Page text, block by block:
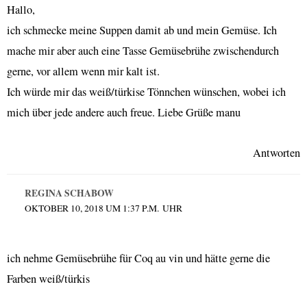
Hallo,
ich schmecke meine Suppen damit ab und mein Gemüse. Ich
mache mir aber auch eine Tasse Gemüsebrühe zwischendurch
gerne, vor allem wenn mir kalt ist.
Ich würde mir das weiß/türkise Tönnchen wünschen, wobei ich
mich über jede andere auch freue. Liebe Grüße manu
Antworten
REGINA SCHABOW
OKTOBER 10, 2018 UM 1:37 P.M. UHR
ich nehme Gemüsebrühe für Coq au vin und hätte gerne die
Farben weiß/türkis